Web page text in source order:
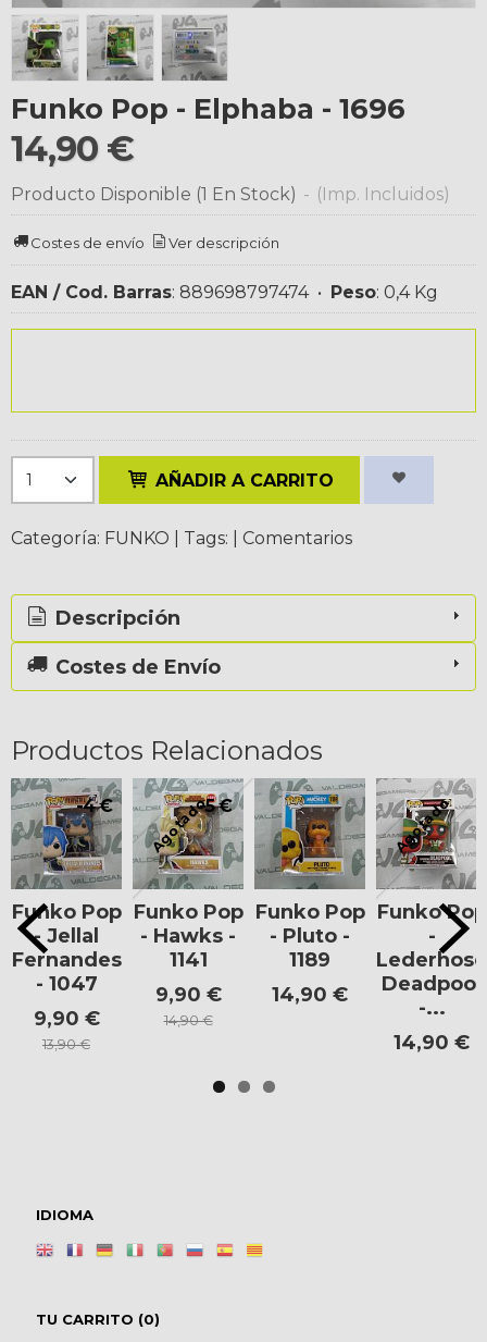
IDIOMA
TU CARRITO (0)
Funko Pop - Elphaba - 1696
14,90 €
Producto Disponible (1 En Stock) - (Imp. Incluidos)
Costes de envío Ver descripción
EAN / Cod. Barras: 889698797474• Peso: 0,4 Kg
AÑADIR A CARRITO
Categoría: FUNKO Tags: Comentarios
Descripción
Costes de Envío
Productos Relacionados
-4 €
Funko Pop
- Jellal
Fernandes
- 1047
9,90 €
13,90 €
Agotado-5 €
Funko Pop
- Hawks -
1141
9,90 €
14,90 €
Funko Pop
- Pluto -
1189
14,90 €
Agotado
Funko Pop
-
Deadpool
-...
14,90 €